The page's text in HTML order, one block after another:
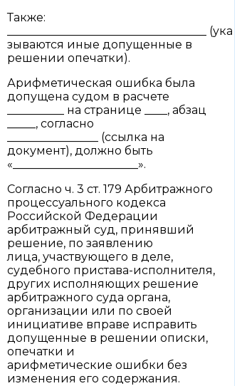
Также:
___________________________________ (ука
зываются иные допущенные в
решении опечатки).
Арифметическая ошибка была
допущена судом в расчете
__________ на странице ____, абзац
_____, согласно
________________ (ссылка на
документ), должно быть
«______________________».
Согласно ч. 3 ст. 179 Арбитражного
процессуального кодекса
Российской Федерации
арбитражный суд, принявший
решение, по заявлению
лица, участвующего в деле,
судебного пристава-исполнителя,
других исполняющих решение
арбитражного суда органа,
организации или по своей
инициативе вправе исправить
допущенные в решении описки,
опечатки и
арифметические ошибки без
изменения его содержания.